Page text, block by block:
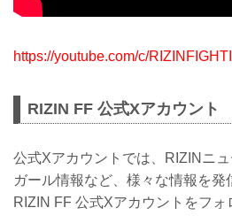
https://youtube.com/c/
RIZIN FF 公式Xアカウント
公式Xアカウントでは、RIZINニ
ガール情報など、様々な情報を発
RIZIN FF 公式Xアカウントをフォ